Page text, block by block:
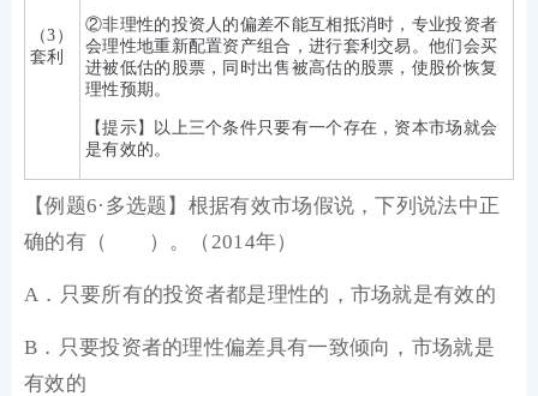
（3）
套利
②非理性的投资人的偏差不能互相抵消时，专业投资者
会理性地重新配置资产组合，进行套利交易。他们会买
进被低估的股票，同时出售被高估的股票，使股价恢复
理性预期。
【提示】以上三个条件只要有一个存在，资本市场就会
是有效的。
【例题6·多选题】根据有效市场假说，下列说法中正
确的有（ ）。（2014年）
A．只要所有的投资者都是理性的，市场就是有效的
B．只要投资者的理性偏差具有一致倾向，市场就是
有效的